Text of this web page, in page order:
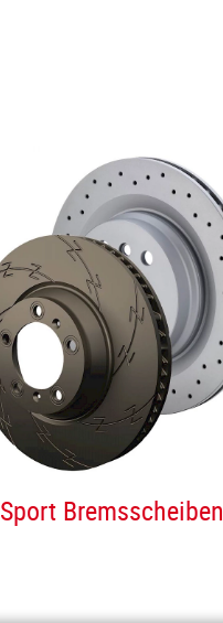
Sport Bremsscheiben